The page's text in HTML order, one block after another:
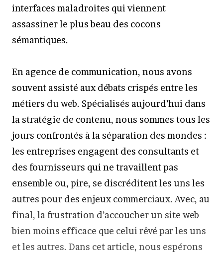
interfaces maladroites qui viennent
assassiner le plus beau des cocons
sémantiques.
En agence de communication, nous avons
souvent assisté aux débats crispés entre les
métiers du web. Spécialisés aujourd’hui dans
la stratégie de contenu, nous sommes tous les
jours confrontés à la séparation des mondes :
les entreprises engagent des consultants et
des fournisseurs qui ne travaillent pas
ensemble ou, pire, se discréditent les uns les
autres pour des enjeux commerciaux. Avec, au
final, la frustration d’accoucher un site web
bien moins efficace que celui rêvé par les uns
et les autres. Dans cet article, nous espérons